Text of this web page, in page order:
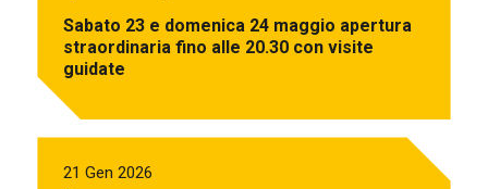
Sabato 23 e domenica 24 maggio apertura
straordinaria fino alle 20.30 con visite
guidate
21 Gen 2026